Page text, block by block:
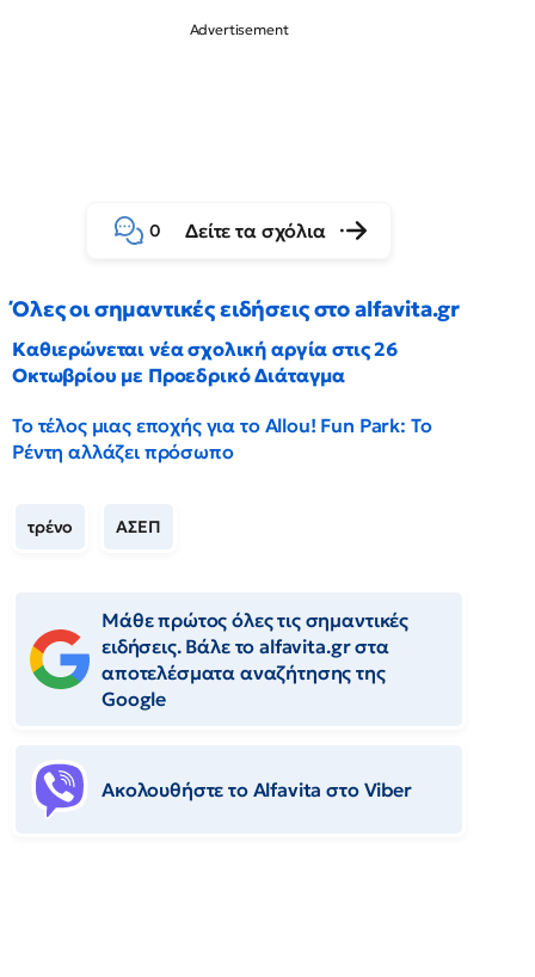
0 Δείτε τα σχόλια
Όλες οι σημαντικές ειδήσεις στο alfavita.gr
Καθιερώνεται νέα σχολική αργία στις 26
Οκτωβρίου με Προεδρικό Διάταγμα
Το τέλος μιας εποχής για το Allou! Fun Park: Το
Ρέντη αλλάζει πρόσωπο
τρένο ΑΣΕΠ
Μάθε πρώτος όλες τις σημαντικές
ειδήσεις. Βάλε το alfavita.gr στα
αποτελέσματα αναζήτησης της
Google
Ακολουθήστε το Αlfavita στο Viber